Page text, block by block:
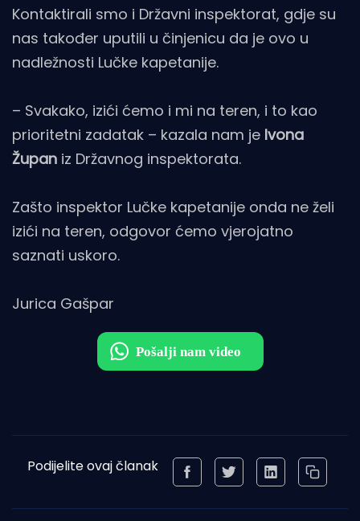
Kontaktirali smo i Državni inspektorat, gdje su
nas također uputili u činjenicu da je ovo u
nadležnosti Lučke kapetanije.
– Svakako, izići ćemo i mi na teren, i to kao
prioritetni zadatak – kazala nam je Ivona
Župan iz Državnog inspektorata.
Zašto inspektor Lučke kapetanije onda ne želi
izići na teren, odgovor ćemo vjerojatno
saznati uskoro.
Jurica Gašpar
Podijelite ovaj članak